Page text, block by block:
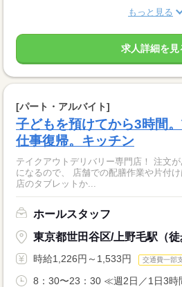
もっと見る
求人詳細を見
[パート・アルバイト]
子どもを預けてから3時間
仕事復帰。キッチン
テイクアウトデリバリー専門店！ 注文
になるので、 店舗での配膳作業や片付けは一切な
店のタブレットか...
ホールスタッフ
東京都世田谷区/上野毛駅（徒
時給1,226円～1,533円 交通費一部
8：30〜23：30 ≪週2日／1日3時